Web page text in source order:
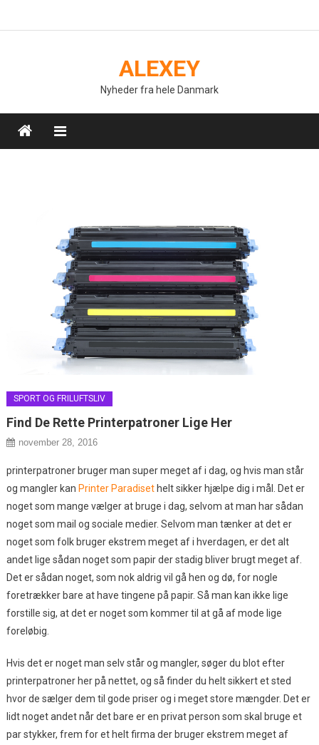
ALEXEY
Nyheder fra hele Danmark
SPORT OG FRILUFTSLIV
Find De Rette Printerpatroner Lige Her
november 28, 2016
printerpatroner bruger man super meget af i dag, og hvis man står
og mangler kan Printer Paradisethelt sikker hjælpe dig i mål. Det er
noget som mange vælger at bruge i dag, selvom at man har sådan
noget som mail og sociale medier. Selvom man tænker atdet er
noget som folk bruger ekstrem meget af i hverdagen, er det alt
andet lige sådan noget som papir der stadig bliver brugt meget af.
Det er sådan noget, som nok aldrig vil gå hen og dø, for nogle
foretrækker bare at have tingene på papir. Så man kan ikke lige
forstille sig, at det er noget som kommer til at gå af mode lige
foreløbig.
Hvis det er noget man selv står og mangler, søger du blot efter
printerpatroner her på nettet, og så finder du helt sikkert et sted
hvor de sælger dem til gode priser og i meget store mængder. Det er
lidt noget andet når det bare er en privat person som skal bruge et
par stykker, frem for et helt firma der bruger ekstrem meget af